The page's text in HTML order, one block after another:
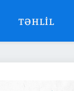
TƏHLIL